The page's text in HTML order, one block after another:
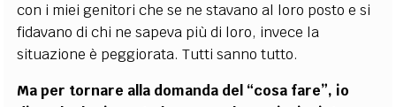
con i miei genitori che se ne stavano al loro posto e si
fidavano di chi ne sapeva più di loro, invece la
situazione è peggiorata. Tutti sanno tutto.
Ma per tornare alla domanda del “cosa fare”, io